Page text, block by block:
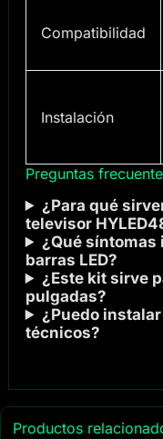
Compatibilidad
Instalación
Preguntas
¿Para qué
televisor
¿Qué
barras LED?
¿Este kit sirve
pulgadas?
¿Puedo
técnicos?
Productos